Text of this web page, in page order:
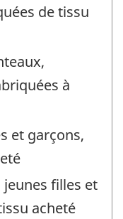
de tissu
à
et garçons,
filles et
acheté